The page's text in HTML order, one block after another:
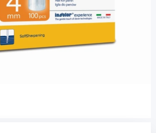
u. zuverlässiger Sitz auf allen
Insulinpens
durch vergrößerten